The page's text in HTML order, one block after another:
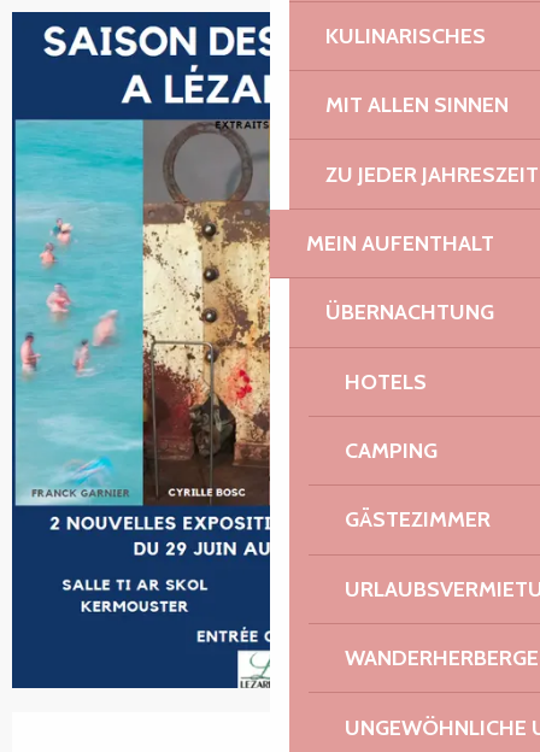
KULINARISCHES
MIT ALLEN SINNEN
ZU JEDER JAHRESZEIT
MEIN AUFENTHALT
ÜBERNACHTUNG
HOTELS
CAMPING
GÄSTEZIMMER
UNGEWÖHNLICHE
Öffnungszeiten & Kontaktdaten